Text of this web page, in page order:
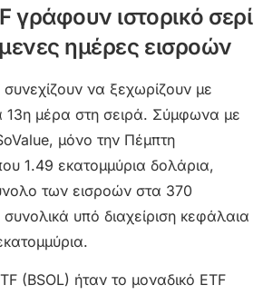
γράφουν ιστορικό σερί
ημέρες εισροών
να ξεχωρίζουν με
13η μέρα στη σειρά. Σύμφωνα με
μόνο την Πέμπτη
1.49 εκατομμύρια δολάρια,
των εισροών στα 370
υπό διαχείριση κεφάλαια
(BSOL) ήταν το μοναδικό ETF